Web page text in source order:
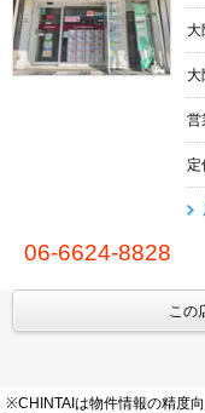
大
大
営
定
06-6624-8828
この
※CHINTAIは物件情報の精度向